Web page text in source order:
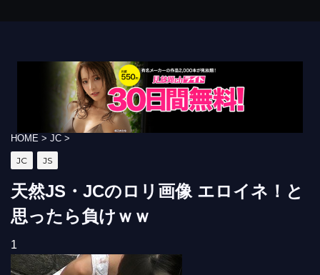
HOME > JC >
JC JS
天然JS・JCのロリ画像 エロイネ！と
思ったら負けｗｗ
1